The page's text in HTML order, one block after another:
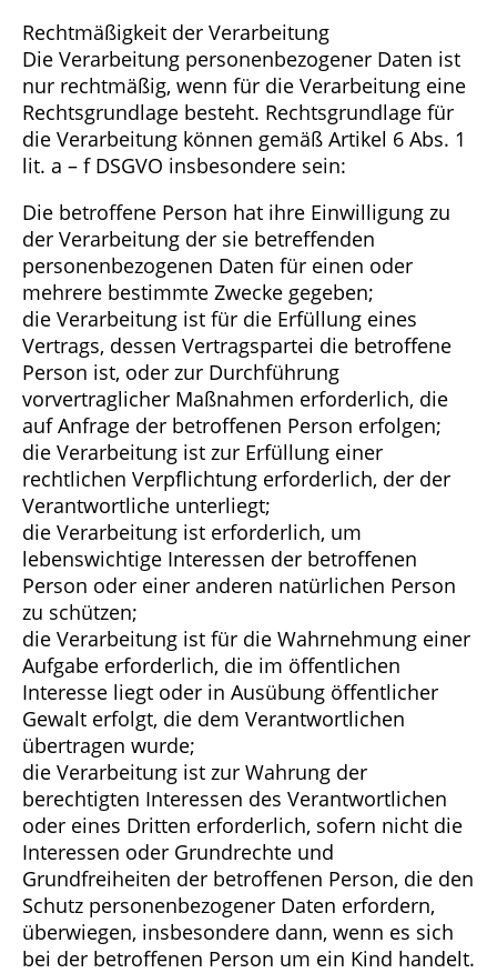
Rechtmäßigkeit der Verarbeitung
Die Verarbeitung personenbezogener Daten ist
nur rechtmäßig, wenn für die Verarbeitung eine
Rechtsgrundlage besteht. Rechtsgrundlage für
die Verarbeitung können gemäß Artikel 6 Abs. 1
lit. a – f DSGVO insbesondere sein:
Die betroffene Person hat ihre Einwilligung zu
der Verarbeitung der sie betreffenden
personenbezogenen Daten für einen oder
mehrere bestimmte Zwecke gegeben;
die Verarbeitung ist für die Erfüllung eines
Vertrags, dessen Vertragspartei die betroffene
Person ist, oder zur Durchführung
vorvertraglicher Maßnahmen erforderlich, die
auf Anfrage der betroffenen Person erfolgen;
die Verarbeitung ist zur Erfüllung einer
rechtlichen Verpflichtung erforderlich, der der
Verantwortliche unterliegt;
die Verarbeitung ist erforderlich, um
lebenswichtige Interessen der betroffenen
Person oder einer anderen natürlichen Person
zu schützen;
die Verarbeitung ist für die Wahrnehmung einer
Aufgabe erforderlich, die im öffentlichen
Interesse liegt oder in Ausübung öffentlicher
Gewalt erfolgt, die dem Verantwortlichen
übertragen wurde;
die Verarbeitung ist zur Wahrung der
berechtigten Interessen des Verantwortlichen
oder eines Dritten erforderlich, sofern nicht die
Interessen oder Grundrechte und
Grundfreiheiten der betroffenen Person, die den
Schutz personenbezogener Daten erfordern,
überwiegen, insbesondere dann, wenn es sich
bei der betroffenen Person um ein Kind handelt.